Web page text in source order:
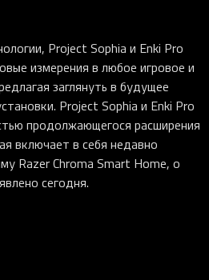
Project Sophia и Enki Pro
измерения в любое игровое и
заглянуть в будущее
Project Sophia и Enki Pro
продолжающегося расширения
включает в себя недавно
Razer Chroma Smart Home, о
сегодня.